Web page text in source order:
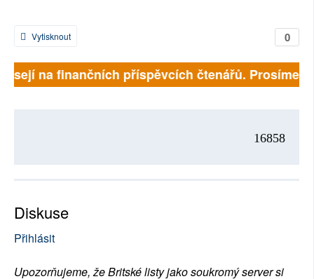
0
Vytisknout
na finančních příspěvcích čtenářů. Prosíme,
16858
Diskuse
Přihlásit
Upozorňujeme, že Britské listy jako soukromý server si